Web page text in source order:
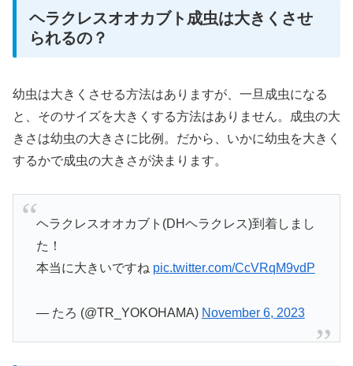
ヘラクレスオオカブト成虫は大きくさせ
られるの？
幼虫は大きくさせる方法はありますが、一旦成虫になる
と、そのサイズを大きくする方法はありません。成虫の大
きさは幼虫の大きさに比例。だから、いかに幼虫を大きく
するかで成虫の大きさが決まります。
ヘラクレスオオカブト(DHヘラクレス)到着しまし
た！
本当に大きいですね pic.twitter.com/CcVRqM9vdP
— たろ (@TR_YOKOHAMA) November 6, 2023